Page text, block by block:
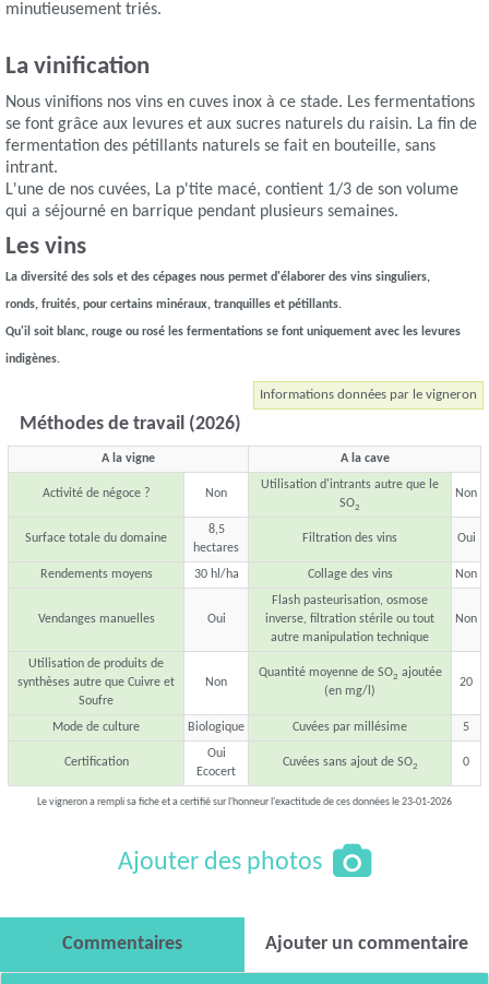
minutieusement triés.
La vinification
Nous vinifions nos vins en cuves inox à ce stade. Les fermentations
se font grâce aux levures et aux sucres naturels du raisin. La fin de
fermentation des pétillants naturels se fait en bouteille, sans
intrant.
L'une de nos cuvées, La p'tite macé, contient 1/3 de son volume
qui a séjourné en barrique pendant plusieurs semaines.
Les vins
La diversité des sols et des cépages nous permet d'élaborer des vins singuliers,
ronds, fruités, pour certains minéraux, tranquilles et pétillants.
Qu'il soit blanc, rouge ou rosé les fermentations se font uniquement avec les levures
indigènes.
Informations données par le vigneron
Méthodes de travail (2026)
A la vigne A la cave
Activité de négoce ? Non
Utilisation d'intrants autre que le
SO2
Non
Surface totale du domaine
8,5
hectares
Filtration des vins Oui
Rendements moyens 30 hl/ha Collage des vins Non
Vendanges manuelles Oui
Flash pasteurisation, osmose
inverse, filtration stérile ou tout
autre manipulation technique
Non
Utilisation de produits de
synthèses autre que Cuivre et
Soufre
Non
Quantité moyenne de SO2 ajoutée
(en mg/l)
20
Mode de culture Biologique Cuvées par millésime 5
Certification
Oui
Ecocert
Cuvées sans ajout de SO2 0
Le vigneron a rempli sa fiche et a certifié sur l'honneur l'exactitude de ces données le 23-01-2026
Ajouter des photos
Commentaires Ajouter un commentaire